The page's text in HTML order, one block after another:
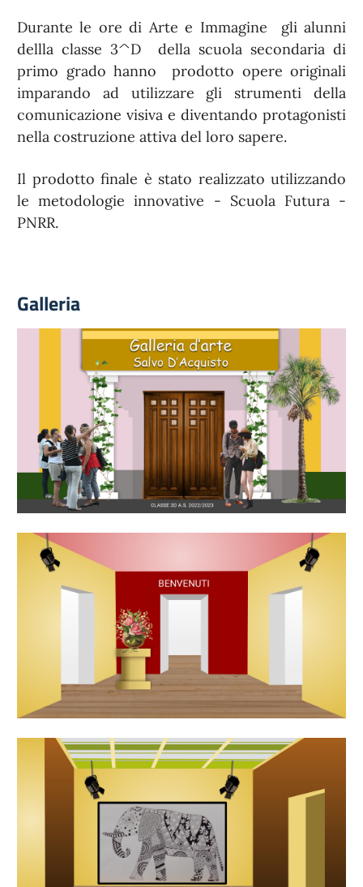
Durante le ore di Arte e Immagine gli alunni
dellla classe 3^D della scuola secondaria di
primo grado hanno prodotto opere originali
imparando ad utilizzare gli strumenti della
comunicazione visiva e diventando protagonisti
nella costruzione attiva del loro sapere.
Il prodotto finale è stato realizzato utilizzando
le metodologie innovative - Scuola Futura -
PNRR.
Galleria